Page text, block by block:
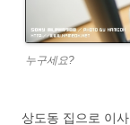
누구세요?
상도동 집으로 이